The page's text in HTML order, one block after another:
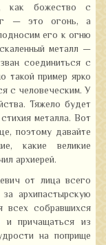
как божество с
— это огонь, а
его к огню
металл —
соединиться с
такой пример ярко
с человеческим. У
Тяжело будет
металла. Вот
поэтому давайте
какие великие
архиерей.
от лица всего
архипастырскую
всех собравшихся
причащаться из
на поприще